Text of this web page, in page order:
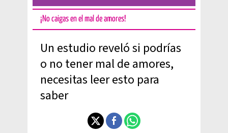
¡No caigas en el mal de amores!
Un estudio reveló si podrías
o no tener mal de amores,
necesitas leer esto para
saber